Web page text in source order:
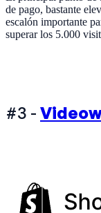
de pago, bastante
escalón importante
superar los 5.000
#3 -